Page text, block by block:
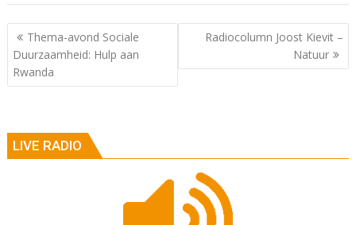
Berichtnavigatie
Thema-avond Sociale
Duurzaamheid: Hulp aan
Rwanda
Radiocolumn Joost Kievit –
Natuur
LIVE RADIO